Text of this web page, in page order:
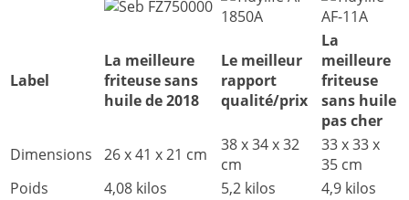
Label
La meilleure
friteuse sans
huile de 2018
Le meilleur
rapport
qualité/prix
La
meilleure
friteuse
sans huile
pas cher
Dimensions
26 x 41 x 21 cm
38 x 34 x 32
cm
33 x 33 x
35 cm
Poids
4,08 kilos 5,2 kilos
4,9 kilos